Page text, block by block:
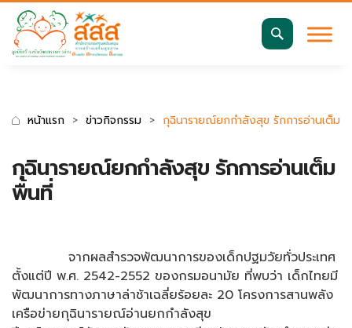
มาตรฐานการเข้าถึงเว็บ WCAG 2.2 AA
หน้าแรก ข่าวกิจกรรม กุฉินารายณ์ยกกำลังสุข รักการอ่านเต็ม
กุฉินารายณ์ยกกำลังสุข รักการอ่านเต็ม
พื้นที่
จากผลสำรวจพัฒนาการของเด็กปฐมวัยทั่วประเทศ
ตั้งแต่ปี พ.ศ. 2542-2552 ของกรมอนามัย ที่พบว่า เด็กไทยมี
พัฒนาการทางภาษาล่าช้าเฉลี่ยร้อยละ 20 โครงการสานพลัง
เครือข่ายกุฉินารายณ์อ่านยกกำลังสุข